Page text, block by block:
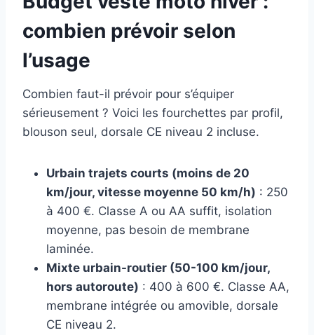
combien prévoir selon
l’usage
Combien faut-il prévoir pour s’équiper
sérieusement ? Voici les fourchettes par profil,
blouson seul, dorsale CE niveau 2 incluse.
Urbain trajets courts (moins de 20
km/jour, vitesse moyenne 50 km/h) : 250
à 400 €. Classe A ou AA suffit, isolation
moyenne, pas besoin de membrane
laminée.
Mixte urbain-routier (50-100 km/jour,
hors autoroute) : 400 à 600 €. Classe AA,
membrane intégrée ou amovible, dorsale
CE niveau 2.